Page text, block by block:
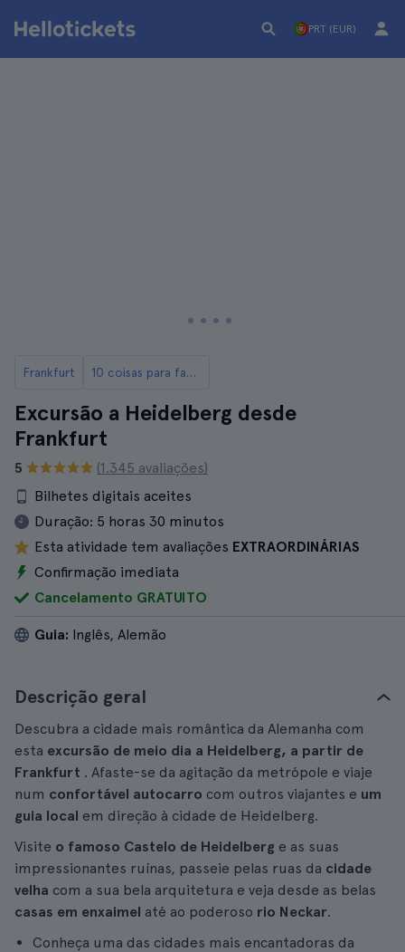
PRT (EUR)
Frankfurt 10 coisas para fazer em Frankfurt
Excursão a Heidelberg desde
Frankfurt
5
(1.345 avaliações)
Bilhetes digitais aceites
Duração: 5 horas 30 minutos
Esta atividade tem avaliações EXTRAORDINÁRIAS
Confirmação imediata
Cancelamento GRATUITO
Guia: Inglês, Alemão
Descrição geral
Descubra a cidade mais romântica da Alemanha com
esta excursão de meio dia a Heidelberg, a partir de
Frankfurt . Afaste-se da agitação da metrópole e viaje
num confortável autocarro com outros viajantes e um
guia local em direção à cidade de Heidelberg.
Visite o famoso Castelo de Heidelberg e as suas
impressionantes ruínas, passeie pelas ruas da cidade
velha com a sua bela arquitetura e veja desde as belas
casas em enxaimel até ao poderoso rio Neckar.
Conheça uma das cidades mais encantadoras da